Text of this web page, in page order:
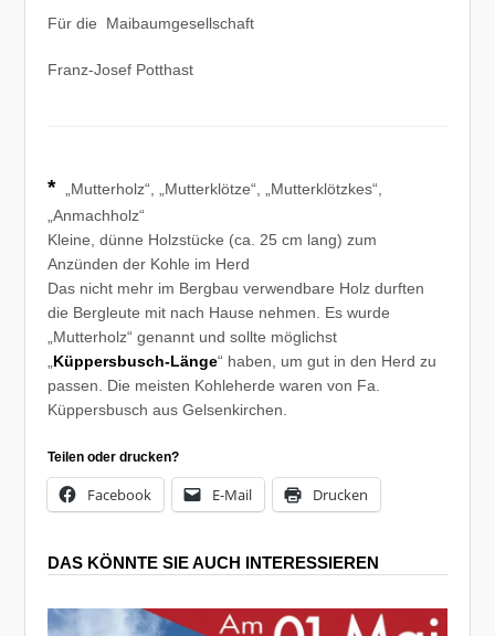
Für die Maibaumgesellschaft
Franz-Josef Potthast
* „Mutterholz“, „Mutterklötze“, „Mutterklötzkes“,
„Anmachholz“
Kleine, dünne Holzstücke (ca. 25 cm lang) zum
Anzünden der Kohle im Herd
Das nicht mehr im Bergbau verwendbare Holz durften
die Bergleute mit nach Hause nehmen. Es wurde
„Mutterholz“ genannt und sollte möglichst
„Küppersbusch-Länge“ haben, um gut in den Herd zu
passen. Die meisten Kohleherde waren von Fa.
Küppersbusch aus Gelsenkirchen.
Teilen oder drucken?
Facebook E-Mail Drucken
DAS KÖNNTE SIE AUCH INTERESSIEREN